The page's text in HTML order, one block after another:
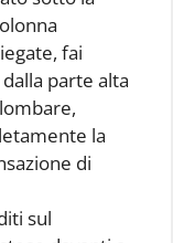
fai
parte alta
la
di
sul